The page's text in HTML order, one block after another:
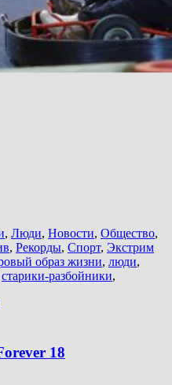
, Люди, Новости, Общество,
, Рекорды, Спорт, Экстрим
образ жизни, люди,
старики-разбойники,
18